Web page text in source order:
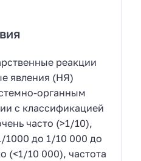
реакции
явления (НЯ)
органным
с классификацией
часто (>1/10),
1000 до 1/10 000 до
(<1/10 000), частота